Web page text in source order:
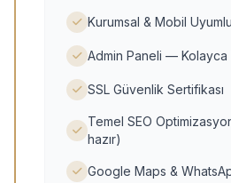
Kurumsal & Mobil
Admin Paneli — Kolayca
SSL Güvenlik Sertifikası
Temel SEO
hazır)
Google Maps &